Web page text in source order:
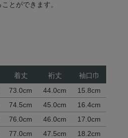
とができます。
着丈 裄丈
袖口巾
73.0cm 44.0cm
15.8cm
74.5cm 45.0cm
16.4cm
76.0cm 46.0cm
17.0cm
77.0cm 47.5cm
18.2cm